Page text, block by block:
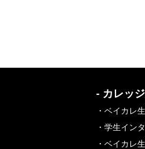
- カレッ
・ベイカレ
・学生イン
・ベイカレ